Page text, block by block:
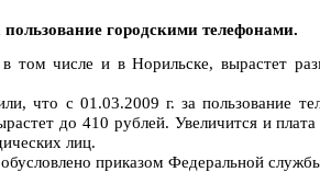
городскими телефонами.
числе и в Норильске, вырастет
что с 01.03.2009 г. за пользование
до 410 рублей. Увеличится и плата
лиц.
приказом Федеральной